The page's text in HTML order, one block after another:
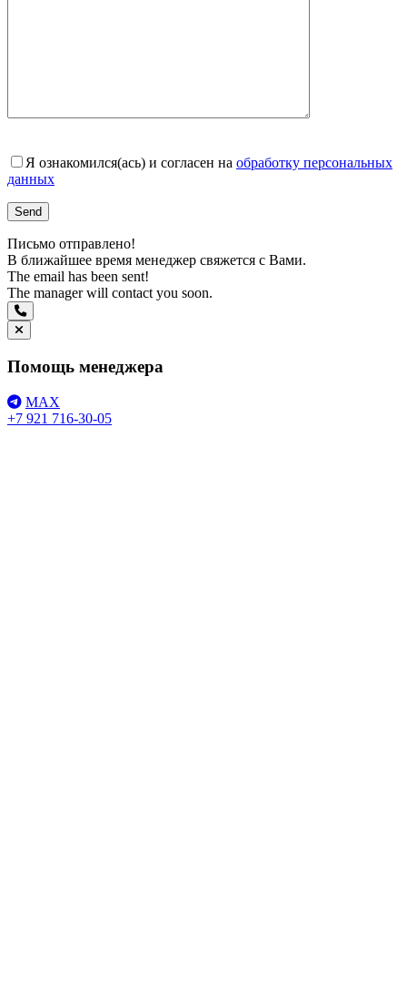
Я ознакомился(ась) и согласен на обработку персональных
данных
Письмо отправлено!
В ближайшее время менеджер свяжется с Вами.
The email has been sent!
The manager will contact you soon.
Помощь менеджера
MAX
+7 921 716-30-05